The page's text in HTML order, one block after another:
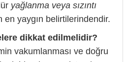
yağlanma veya sızıntı
en yaygın belirtilerindendir.
dikkat edilmelidir?
vakumlanması ve doğru